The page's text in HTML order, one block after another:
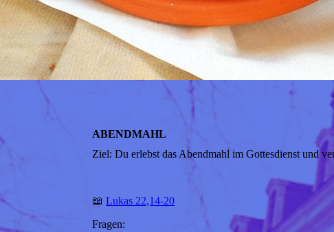
ABENDMAHL
Ziel: Du erlebst das Abendmahl im Gottesdienst und
📖Lukas 22,14-20
Fragen: